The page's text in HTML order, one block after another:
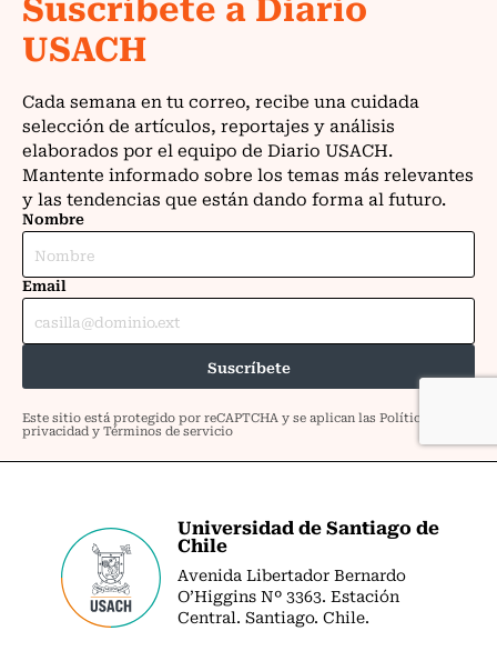
Universidad de Santiago de
Chile
Avenida Libertador Bernardo
O’Higgins Nº 3363. Estación
Central. Santiago. Chile.